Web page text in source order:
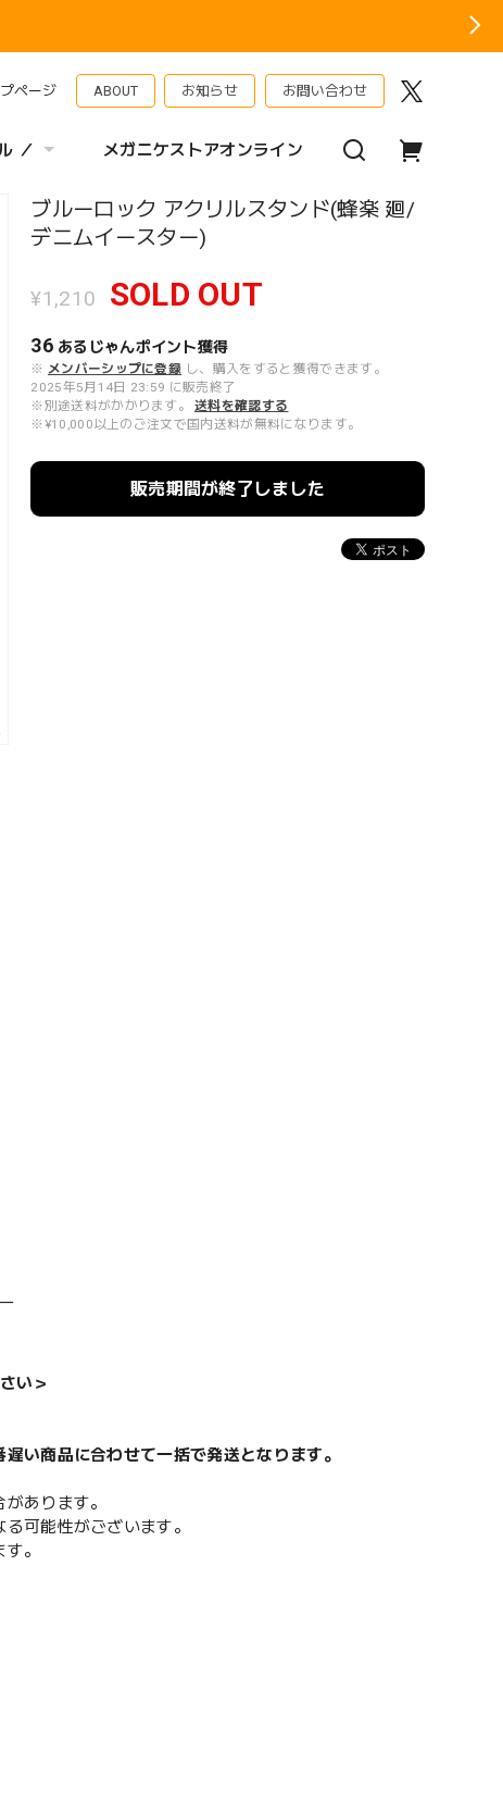
ページ ABOUT お知らせ お問い合わせ
／ メガニケストアオンライン
ブルーロック アクリルスタンド(蜂楽 廻/
デニムイースター)
¥1,210 SOLD OUT
36 あるじゃんポイント獲得
※ メンバーシップに登録 し、購入をすると獲得できます。
2025年5月14日 23:59 に販売終了
※別途送料がかかります。
送料を確認する
※¥10,000以上のご注文で国内送料が無料になります。
販売期間が終了しました
い＞
い商品に合わせて一括で発送となります。
あります。
可能性がございます。
。